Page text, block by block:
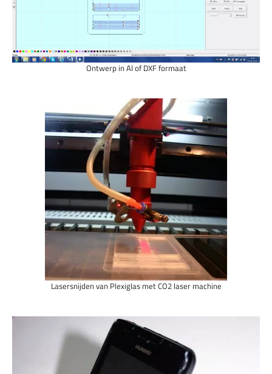
Ontwerp in AI of DXF formaat
Lasersnijden van Plexiglas met CO2 laser machine